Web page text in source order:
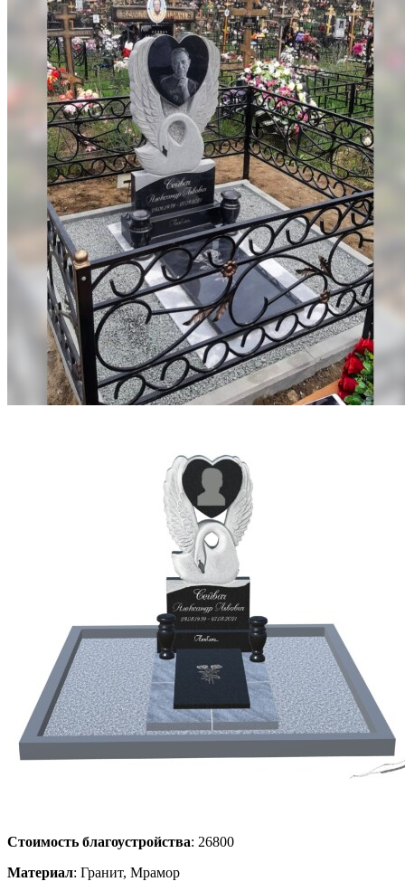
Стоимость благоустройства: 26800
Материал: Гранит, Мрамор